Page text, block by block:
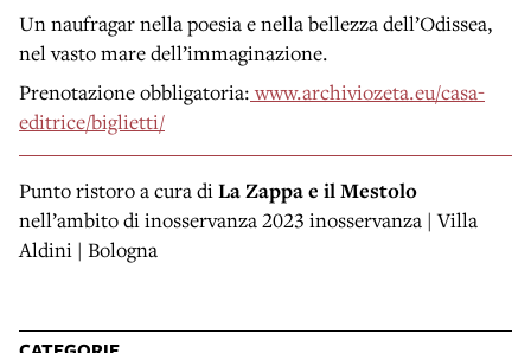
Un naufragar nella poesia e nella bellezza dell’Odissea,
nel vasto mare dell’immaginazione.
Prenotazione obbligatoria:www.archiviozeta.eu/casa-
editrice/biglietti/
Punto ristoro a cura diLa Zappa e il Mestolo
nell’ambito di inosservanza 2023 inosservanza | Villa
Aldini | Bologna